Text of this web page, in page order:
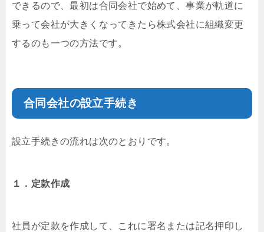
できるので、最初は合同会社で始めて、事業が軌道に
乗って会社が大きくなってきたら株式会社に組織変更
するのも一つの方法です。
合同会社の設立手続き
設立手続きの流れは次のとおりです。
１．定款作成
社員が定款を作成して、これに署名または記名押印し